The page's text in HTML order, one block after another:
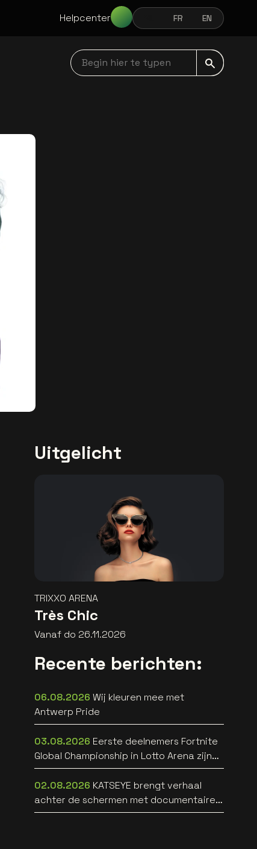
Helpcenter NEDERLANDSFRANÇAIS
FR ENGLISH
EN
Begin hier te typen navbar
Uitgelicht
TRIXXO ARENA
Très Chic
Vanaf do 26.11.2026
Recente berichten:
06.08.2026 Wij kleuren mee met
Antwerp Pride
03.08.2026 Eerste deelnemers Fortnite
Global Championship in Lotto Arena zijn
bekend
02.08.2026 KATSEYE brengt verhaal
achter de schermen met documentaire
WILD HEARTS [trailer]